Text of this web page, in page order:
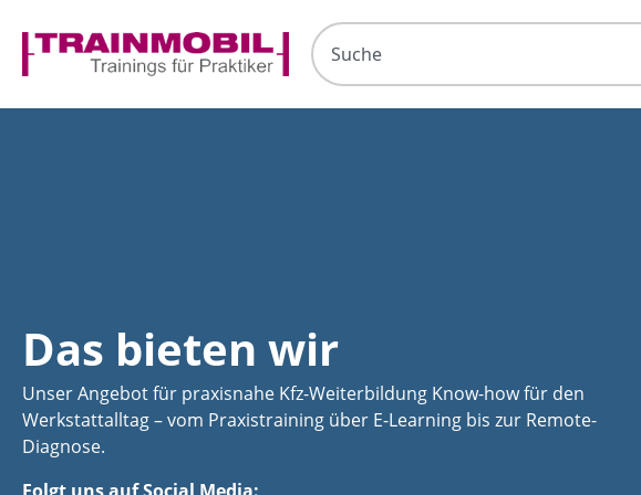
Das bieten wir
Unser Angebot für praxisnahe Kfz-Weiterbildung Know-how für den
Werkstattalltag – vom Praxistraining über E-Learning bis zur Remote-
Diagnose.
Folgt uns auf Social Media: